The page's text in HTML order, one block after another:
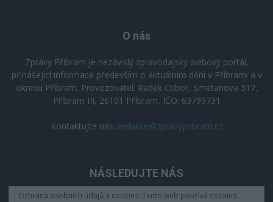
O nás
Zprávy Příbram je nezávislý zpravodajský webový portál,
přinášející informace především o aktuálním dění v Příbrami a v
okresu Příbram. Provozovatel: Radek Ctibor, Smetanova 317,
Příbram III, 26101 Příbram, IČO: 63799731
Kontaktujte nás: redakce@zpravypribram.cz
NÁSLEDUJTE NÁS
Ochrana osobních údajů a cookies: Tento web používá cookies.